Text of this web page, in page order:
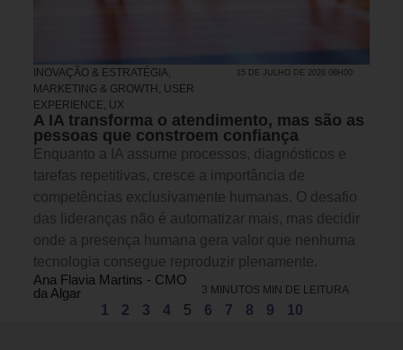
INOVAÇÃO & ESTRATÉGIA
MARKETING & GROWTH USER
EXPERIENCE, UX
15 DE JULHO DE 2026 08H00
A IA transforma o atendimento, mas são as
pessoas que constroem confiança
Enquanto a IA assume processos, diagnósticos e
tarefas repetitivas, cresce a importância de
competências exclusivamente humanas. O desafio
das lideranças não é automatizar mais, mas decidir
onde a presença humana gera valor que nenhuma
tecnologia consegue reproduzir plenamente.
Ana Flavia Martins - CMO
da Algar
3 MINUTOS MIN DE LEITURA
1 2 3 4 5 6 7 8 9 10